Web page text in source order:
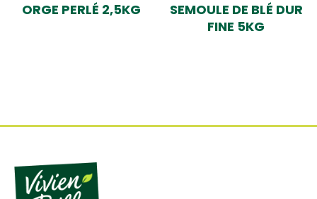
ORGE PERLÉ 2,5KG
SEMOULE DE BLÉ DUR
FINE 5KG